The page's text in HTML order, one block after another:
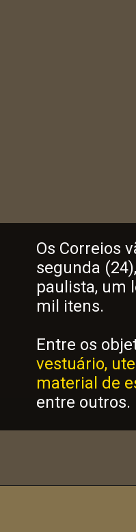
Os Correios
segunda
paulista, um
mil itens.
Entre os
vestuário,
material de
entre outros.